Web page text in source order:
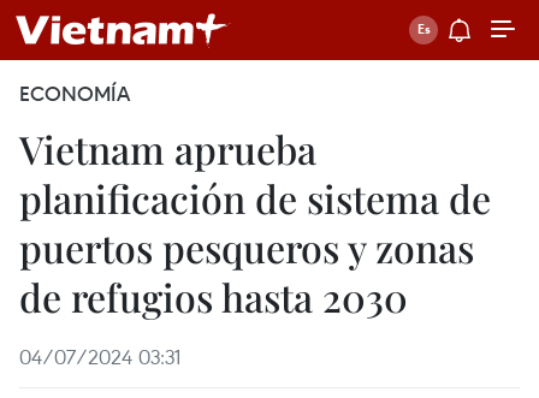
ECONOMÍA
Vietnam aprueba
planificación de sistema de
puertos pesqueros y zonas
de refugios hasta 2030
04/07/2024 03:31